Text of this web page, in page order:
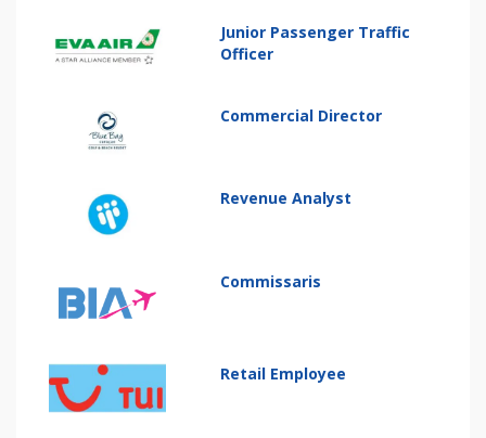
Junior Passenger Traffic
Officer
Commercial Director
Revenue Analyst
Commissaris
Retail Employee